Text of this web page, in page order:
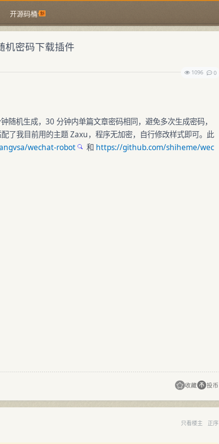
开源码桶
机密码下载插件
1096
0
机生成，30 分钟内单篇文章密码相同，避免多次生成密码，
了我目前用的主题 Zaxu，程序无加密，自行修改样式即可。此
wechat-robot 和 https://github.com/shiheme/wec
收藏 投币
只看楼主 正序